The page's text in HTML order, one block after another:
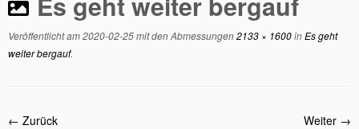
Veröffentlicht am2020-02-25mit den Abmessungen2133 × 1600inEs geht
weiter bergauf.
← Zurück Weiter →